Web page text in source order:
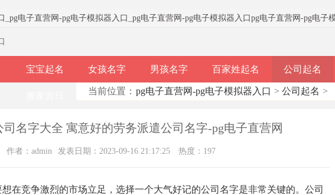
pg电子直营网-pg电子模拟器入口 pg电子直营网-pg电子模拟器入口 pg电子直营网-pg电子
宝宝起名 女孩名字 男孩名字 百家姓起名 公司起名
当前位置： pg电子直营网-pg电子模拟器入口 > 公司起名 >
司名字大全 寓意好的劳务派遣公司名字-pg电子直营网
作者：admin 发表日期：2023-09-16 21:17:25 热度：197
在竞争激烈的市场立足，选择一个大气好记的公司名字是非常关键的。公司